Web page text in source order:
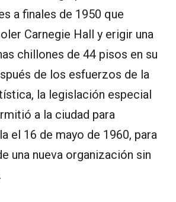
a finales de 1950 que
Carnegie Hall y erigir una
chillones de 44 pisos en su
de los esfuerzos de la
la legislación especial
a la ciudad para
el 16 de mayo de 1960, para
una nueva organización sin